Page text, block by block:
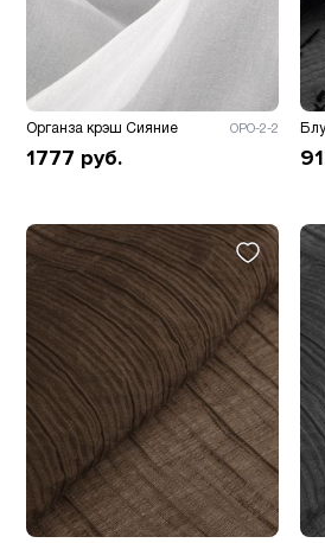
Органза крэш Сияние ОРО-2-2
1777 руб.